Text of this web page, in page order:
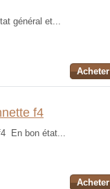
général et...
Acheter
f4
En bon état...
Acheter